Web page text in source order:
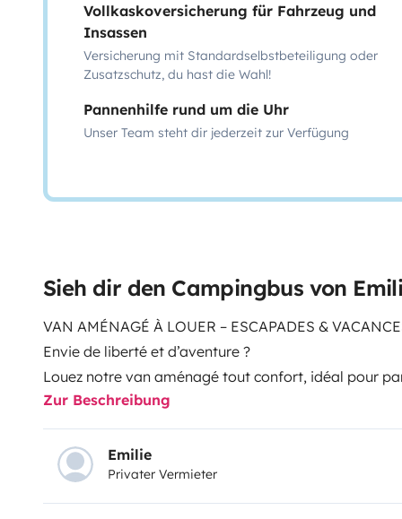
Vollkaskoversicherung für Fahrzeug und
Insassen
Versicherung mit Standardselbstbeteiligung oder
Zusatzschutz, du hast die Wahl!
Pannenhilfe rund um die Uhr
Unser Team steht dir jederzeit zur Verfügung
Sieh dir den Campingbus von
VAN AMÉNAGÉ À LOUER – ESCAPADES &
Envie de liberté et d’aventure ?
Louez notre van aménagé tout confort, idéal pour
en couple ou en famille avec un enfant.
✨ Le van comprend :
•4 Couchages confortables
• Coin repas• Rangements•
• Cuisine équipée évier 2 plaques de gaz
Zur Beschreibung
Emilie
Privater Vermieter